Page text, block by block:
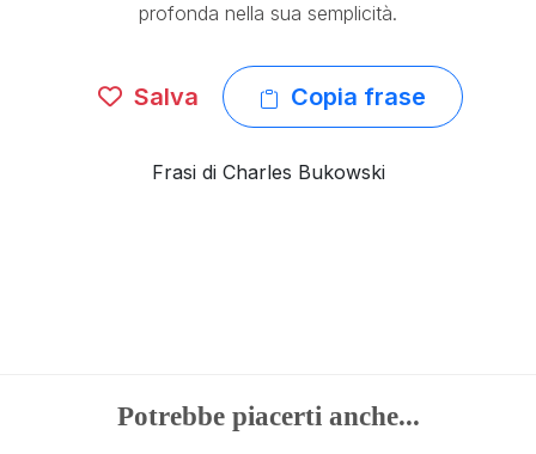
profonda nella sua semplicità.
Salva Copia frase
Frasi di Charles Bukowski
Potrebbe piacerti anche...